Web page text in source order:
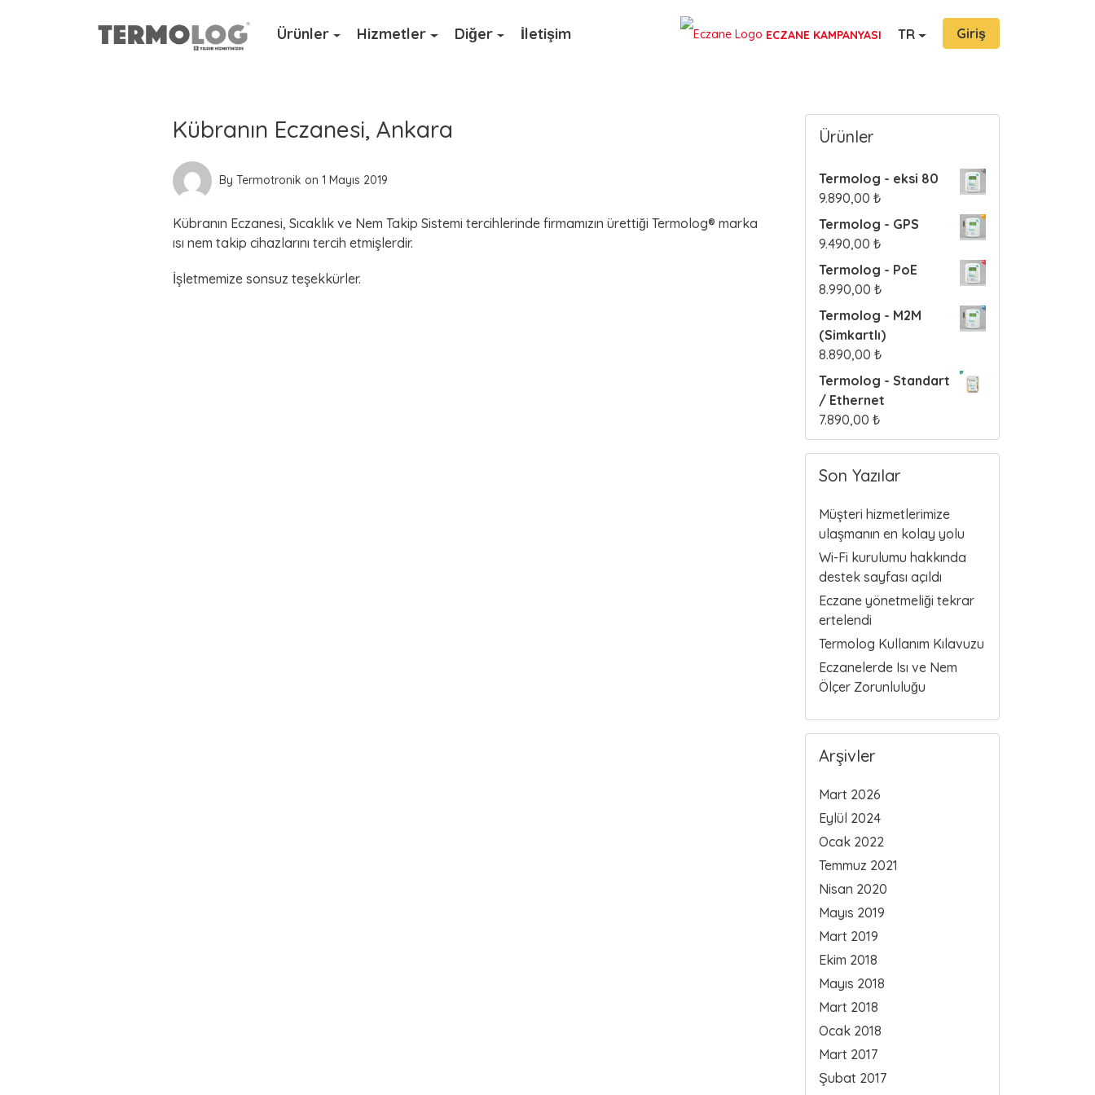
Ürünler Hizmetler Diğer İletişim ECZANE KAMPANYASI TR Giriş
Kübranın Eczanesi, Ankara
By Termotronik on 1 Mayıs 2019
Kübranın Eczanesi, Sıcaklık ve Nem Takip Sistemi tercihlerinde firmamızın ürettiği Termolog® marka
ısı nem takip cihazlarını tercih etmişlerdir.
İşletmemize sonsuz teşekkürler.
Ürünler
Termolog - eksi 80
9.890,00 ₺
Termolog - GPS
9.490,00 ₺
Termolog - PoE
8.990,00 ₺
Termolog - M2M
(Simkartlı)
8.890,00 ₺
Termolog - Standart
/ Ethernet
7.890,00 ₺
Son Yazılar
Müşteri hizmetlerimize
ulaşmanın en kolay yolu
Wi-Fi kurulumu hakkında
destek sayfası açıldı
Eczane yönetmeliği tekrar
ertelendi
Termolog Kullanım Kılavuzu
Eczanelerde Isı ve Nem
Ölçer Zorunluluğu
Arşivler
Mart 2026
Eylül 2024
Ocak 2022
Temmuz 2021
Nisan 2020
Mayıs 2019
Mart 2019
Ekim 2018
Mayıs 2018
Mart 2018
Ocak 2018
Mart 2017
Şubat 2017